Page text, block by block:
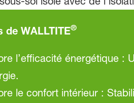
de WALLTITE®
l’efficacité énergétique :
le confort intérieur :